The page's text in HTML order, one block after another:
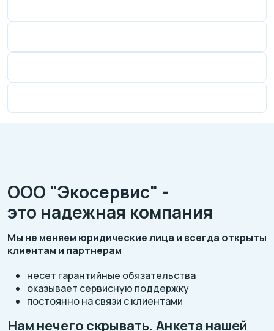
ООО "Экосервис" -
это надежная компания
Мы не меняем юридические лица и всегда открыты
клиентам и партнерам
несет гарантийные обязательства
оказывает сервисную поддержку
постоянно на связи с клиентами
Нам нечего скрывать. Анкета нашей